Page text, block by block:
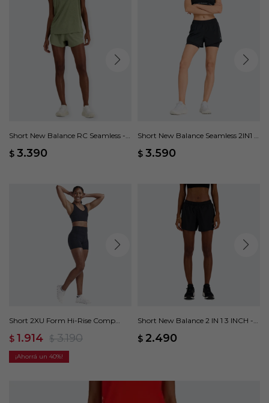
Short New Balance RC Seamless -
$ 3.390
Short New Balance Seamless 2IN1 -
$ 3.590
Short 2XU Form Hi-Rise Comp
$ 1.914 $ 3.190
40
Short New Balance 2 IN 1 3 INCH -
$ 2.490